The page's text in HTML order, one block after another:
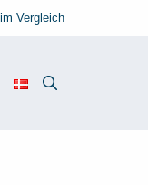
Vergleich